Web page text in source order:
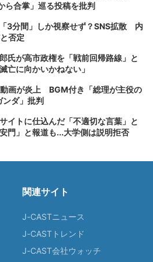
合掌」巡る投稿を批判
3分間」しか視察せず？SNS拡散 内
否定
氏が高市政権を「戦前回帰路線」と
に向かいかねない」
画が炎上 BGM付き「総理が主役の
ンダ」批判
イトに仕込んだ「不適切な言葉」と
門」と報道も...大学側は説明拒否
関連サイト
J-CASTニュース
J-CASTトレンド
J-CAST会社ウォッチ